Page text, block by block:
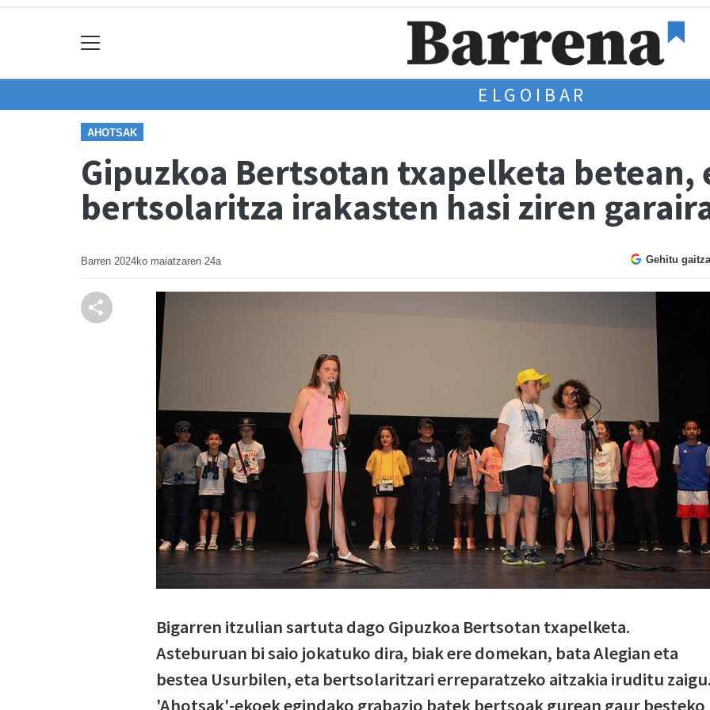
ELGOIBAR
AHOTSAK
Gipuzkoa Bertsotan txapelketa betean,
bertsolaritza irakasten hasi ziren
Barren 2024ko maiatzaren 24a Gehitu
Bigarren itzulian sartuta dago Gipuzkoa Bertsotan txapelketa.
Asteburuan bi saio jokatuko dira, biak ere domekan, bata Alegian eta
bestea Usurbilen, eta bertsolaritzari erreparatzeko aitzakia iruditu
'Ahotsak'-ekoek egindako grabazio batek bertsoak gurean gaur besteko